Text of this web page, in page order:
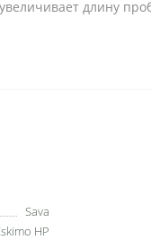
длину
Sava
HP